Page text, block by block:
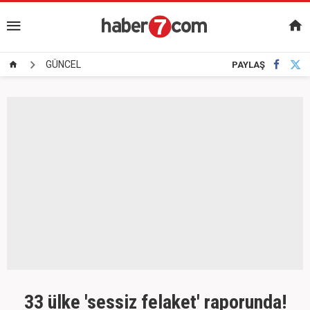
GÜNCEL PAYLAŞ
33 ülke 'sessiz felaket' raporunda!